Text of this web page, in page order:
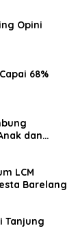
Opini
68%
dan
LCM
Barelang
Tanjung